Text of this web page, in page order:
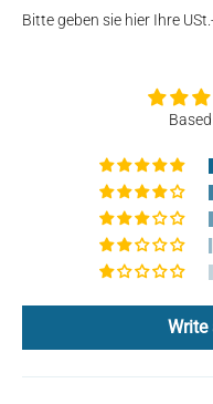
Bitte geben sie hier Ihre
Write